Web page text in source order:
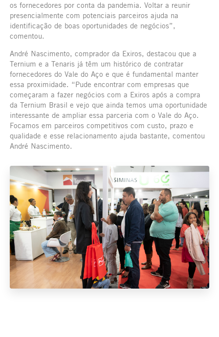
os fornecedores por conta da pandemia. Voltar a reunir
presencialmente com potenciais parceiros ajuda na
identificação de boas oportunidades de negócios”,
comentou.
André Nascimento, comprador da Exiros, destacou que a
Ternium e a Tenaris já têm um histórico de contratar
fornecedores do Vale do Aço e que é fundamental manter
essa proximidade. “Pude encontrar com empresas que
começaram a fazer negócios com a Exiros após a compra
da Ternium Brasil e vejo que ainda temos uma oportunidade
interessante de ampliar essa parceria com o Vale do Aço.
Focamos em parceiros competitivos com custo, prazo e
qualidade e esse relacionamento ajuda bastante, comentou
André Nascimento.